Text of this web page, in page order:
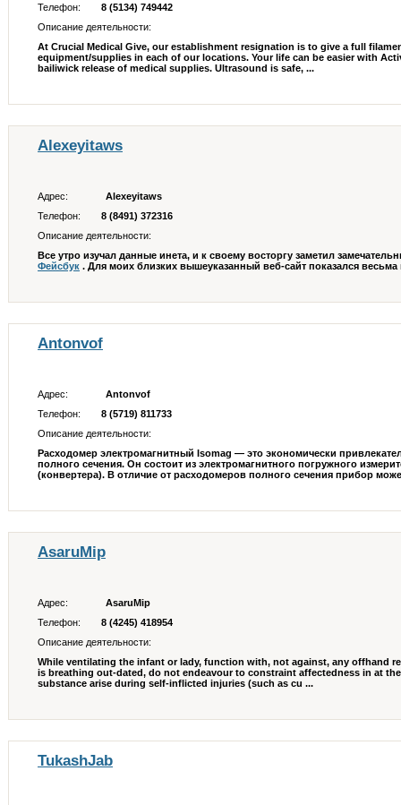
Телефон:
8 (5134) 749442
Описание деятельности:
At Crucial Medical Give, our establishment resignation is to give a full
equipment/supplies in each of our locations. Your life can be easier with
bailiwick release of medical supplies. Ultrasound is safe, ...
Alexeyitaws
Адрес:
Alexeyitaws
Телефон:
8 (8491) 372316
Описание деятельности:
Все утро изучал данные инета, и к своему восторгу заметил
Фейсбук . Для моих близких вышеуказанный веб-сайт показался
Antonvof
Адрес:
Antonvof
Телефон:
8 (5719) 811733
Описание деятельности:
Расходомер электромагнитный Isomag — это экономически
полного сечения. Он состоит из электромагнитного погружного
(конвертера). В отличие от расходомеров полного сечения прибор
AsaruMip
Адрес:
AsaruMip
Телефон:
8 (4245) 418954
Описание деятельности:
While ventilating the infant or lady, function with, not against, any offhand
is breathing out-dated, do not endeavour to constraint affectedness in at
substance arise during self-inflicted injuries (such as cu ...
TukashJab